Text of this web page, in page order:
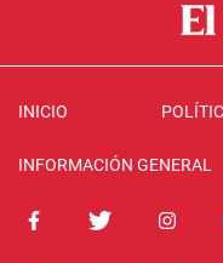
INICIO
INFORMACIÓN GENERAL